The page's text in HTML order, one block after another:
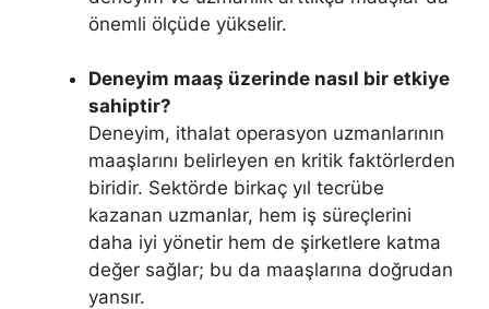
önemli ölçüde yükselir.
Deneyim maaş üzerinde nasıl bir etkiye
sahiptir?
Deneyim, ithalat operasyon uzmanlarının
maaşlarını belirleyen en kritik faktörlerden
biridir. Sektörde birkaç yıl tecrübe
kazanan uzmanlar, hem iş süreçlerini
daha iyi yönetir hem de şirketlere katma
değer sağlar; bu da maaşlarına doğrudan
yansır.